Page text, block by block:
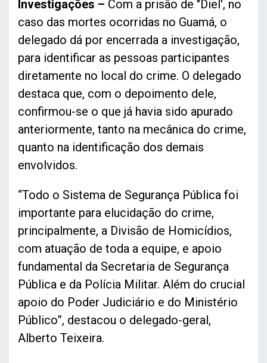
Investigações – Com a prisão de "Diel', no
caso das mortes ocorridas no Guamá, o
delegado dá por encerrada a investigação,
para identificar as pessoas participantes
diretamente no local do crime. O delegado
destaca que, com o depoimento dele,
confirmou-se o que já havia sido apurado
anteriormente, tanto na mecânica do crime,
quanto na identificação dos demais
envolvidos.
“Todo o Sistema de Segurança Pública foi
importante para elucidação do crime,
principalmente, a Divisão de Homicídios,
com atuação de toda a equipe, e apoio
fundamental da Secretaria de Segurança
Pública e da Polícia Militar. Além do crucial
apoio do Poder Judiciário e do Ministério
Público”, destacou o delegado-geral,
Alberto Teixeira.